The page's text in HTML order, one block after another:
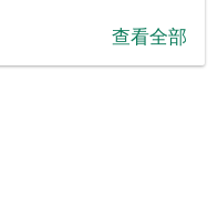
查看全部